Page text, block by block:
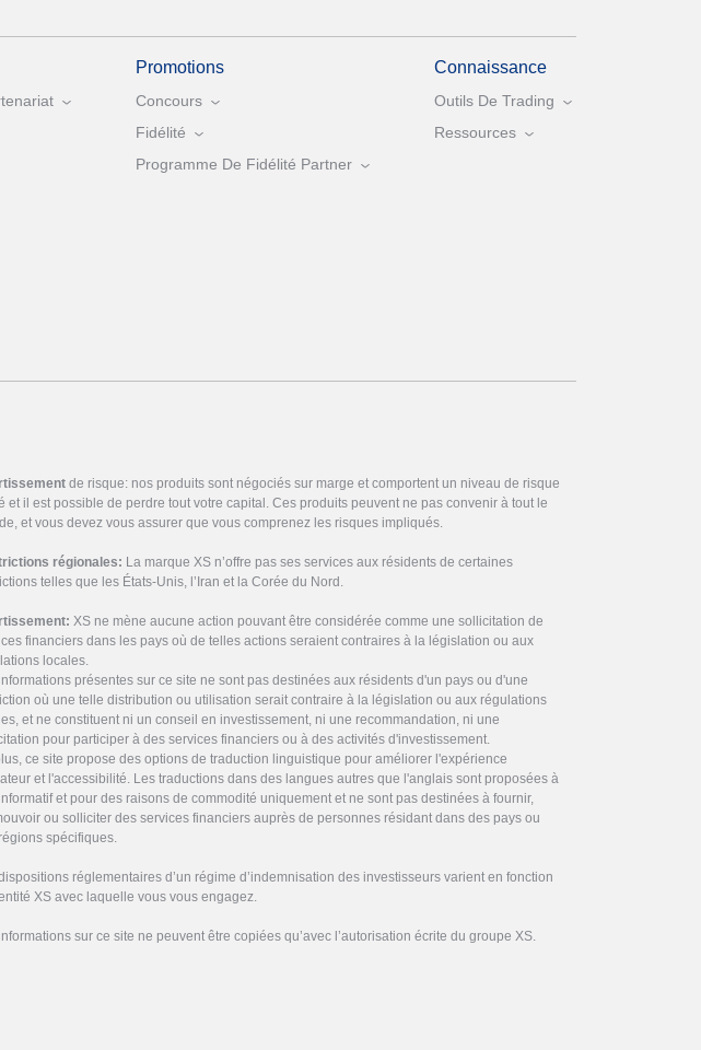
Promotions
Concours
Fidélité
Programme De Fidélité Partner
Connaissance
Outils De Trading
Ressources
de risque: nos produits sont négociés sur marge et comportent un niveau de risque
et il est possible de perdre tout votre capital. Ces produits peuvent ne pas convenir à tout le
et vous devez vous assurer que vous comprenez les risques impliqués.
régionales: La marque XS n’offre pas ses services aux résidents de certaines
telles que les États-Unis, l’Iran et la Corée du Nord.
XS ne mène aucune action pouvant être considérée comme une sollicitation de
financiers dans les pays où de telles actions seraient contraires à la législation ou aux
locales.
présentes sur ce site ne sont pas destinées aux résidents d'un pays ou d'une
où une telle distribution ou utilisation serait contraire à la législation ou aux régulations
et ne constituent ni un conseil en investissement, ni une recommandation, ni une
pour participer à des services financiers ou à des activités d'investissement.
ce site propose des options de traduction linguistique pour améliorer l'expérience
et l'accessibilité. Les traductions dans des langues autres que l'anglais sont proposées à
et pour des raisons de commodité uniquement et ne sont pas destinées à fournir,
ou solliciter des services financiers auprès de personnes résidant dans des pays ou
spécifiques.
réglementaires d’un régime d’indemnisation des investisseurs varient en fonction
XS avec laquelle vous vous engagez.
sur ce site ne peuvent être copiées qu’avec l’autorisation écrite du groupe XS.